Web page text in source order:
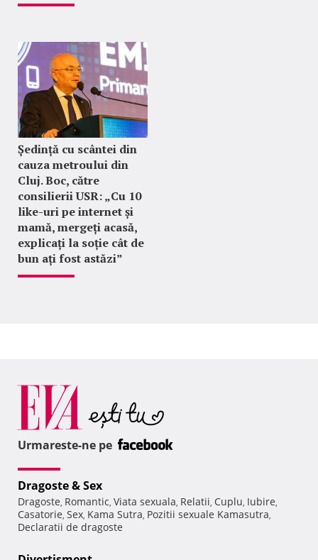
Ședință cu scântei din
cauza metroului din
Cluj. Boc, către
consilierii USR: „Cu 10
like-uri pe internet și
mamă, mergeți acasă,
explicați la soție cât de
bun ați fost astăzi”
Urmareste-ne pe
Dragoste & Sex
Dragoste, Romantic, Viata sexuala, Relatii, Cuplu, Iubire,
Casatorie, Sex, Kama Sutra, Pozitii sexuale Kamasutra,
Declaratii de dragoste